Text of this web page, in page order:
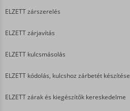
ELZETT zárszerelés
ELZETT zárjavítás
ELZETT kulcsmásolás
ELZETT kódolás, kulcshoz zárbetét készítése
ELZETT zárak és kiegészítők kereskedelme